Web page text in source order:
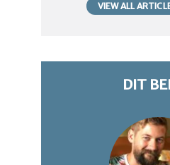
VIEW ALL
DIT